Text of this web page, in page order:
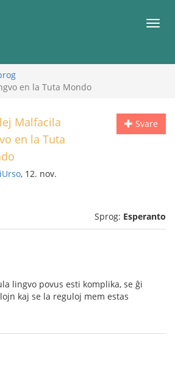
en la Tuta Mondo
Svare
Malfacila
en la Tuta
, 12. nov.
Sprog: Esperanto
lingvo povus esti komplika, se ĝi
kaj se la reguloj mem estas